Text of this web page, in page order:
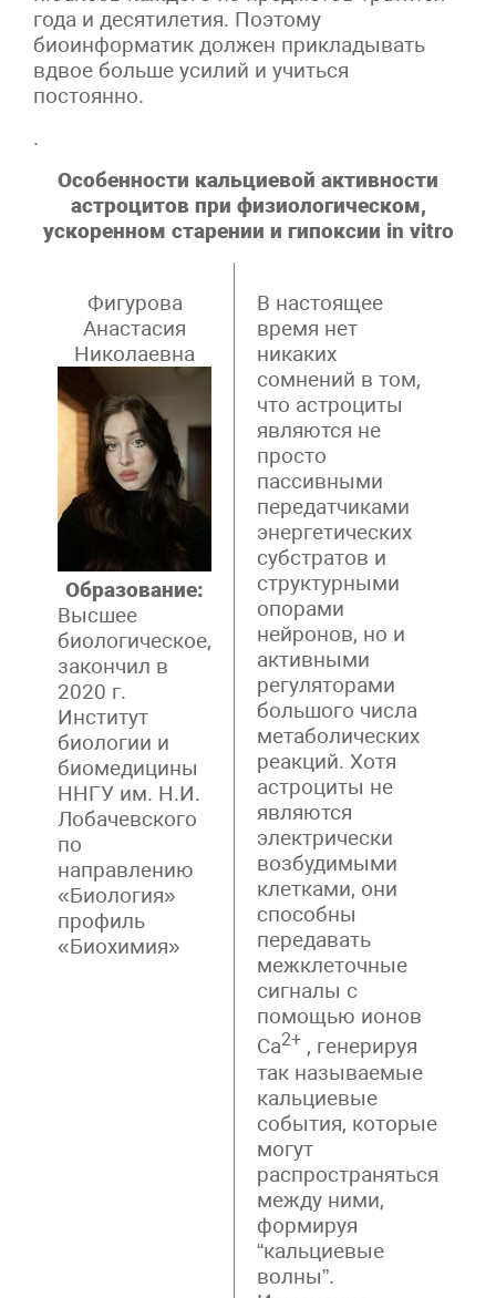
года и десятилетия. Поэтому
биоинформатик должен прикладывать
вдвое больше усилий и учиться
постоянно.
.
Особенности кальциевой активности
астроцитов при физиологическом,
ускоренном старении и гипоксии in vitro
Фигурова
Анастасия
Николаевна
Образование:
Высшее
биологическое,
закончил в
2020 г.
Институт
биологии и
биомедицины
ННГУ им. Н.И.
Лобачевского
по
направлению
«Биология»
профиль
«Биохимия»
В настоящее
время нет
никаких
сомнений в том,
что астроциты
являются не
просто
пассивными
передатчиками
энергетических
субстратов и
структурными
опорами
нейронов, но и
активными
регуляторами
большого числа
метаболических
реакций. Хотя
астроциты не
являются
электрически
возбудимыми
клетками, они
способны
передавать
межклеточные
сигналы с
помощью ионов
Ca2+ , генерируя
так называемые
кальциевые
события, которые
могут
распространяться
между ними,
формируя
“кальциевые
волны”.